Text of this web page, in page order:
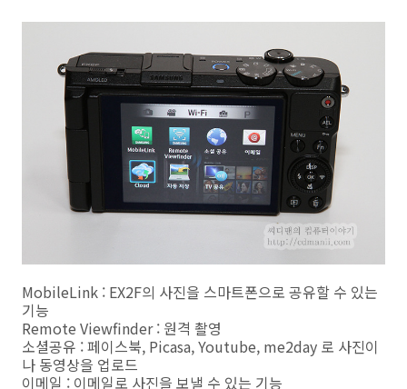
MobileLink : EX2F의 사진을 스마트폰으로 공유할 수 있는
기능
Remote Viewfinder : 원격 촬영
소셜공유 : 페이스북, Picasa, Youtube, me2day 로 사진이
나 동영상을 업로드
이메일 : 이메일로 사진을 보낼 수 있는 기능